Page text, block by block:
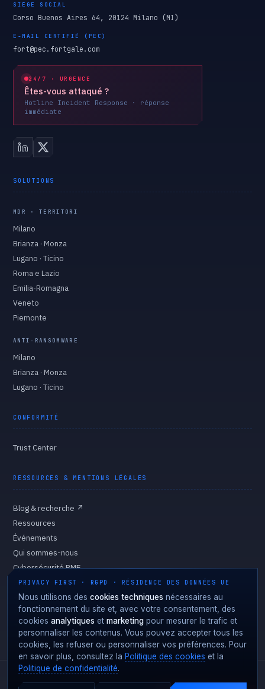
SIÈGE SOCIAL
Corso Buenos Aires 64, 20124 Milano (MI)
E-MAIL CERTIFIÉ (PEC)
fort@pec.fortgale.com
24/7 · URGENCE
Êtes-vous attaqué ?
Hotline Incident Response · réponse
immédiate
SOLUTIONS
MDR · TERRITORI
Milano
Brianza · Monza
Lugano · Ticino
Roma e Lazio
Emilia-Romagna
Veneto
Piemonte
ANTI-RANSOMWARE
Milano
Brianza · Monza
Lugano · Ticino
CONFORMITÉ
Trust Center
RESSOURCES & MENTIONS LÉGALES
Blog & recherche ↗
Ressources
Événements
Qui sommes-nous
Cybersécurité PME
Gouvernance
Politique de confidentialité
Politique des cookies
Préférences des cookies
PRIVACY FIRST · RGPD · RÉSIDENCE DES DONNÉES UE
Nous utilisons des cookies techniques nécessaires au
fonctionnement du site et, avec votre consentement, des
cookies analytiques et marketing pour mesurer le trafic et
personnaliser les contenus. Vous pouvez accepter tous les
cookies, les refuser ou personnaliser vos préférences. Pour
en savoir plus, consultez la Politique des cookies et la
Politique de confidentialité.